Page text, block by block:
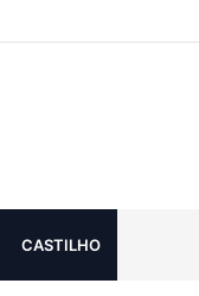
CASTILHO